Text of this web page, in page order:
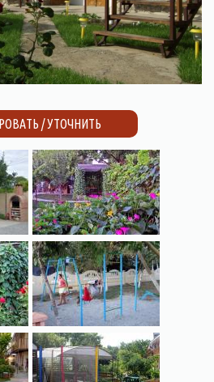
/ УТОЧНИТЬ